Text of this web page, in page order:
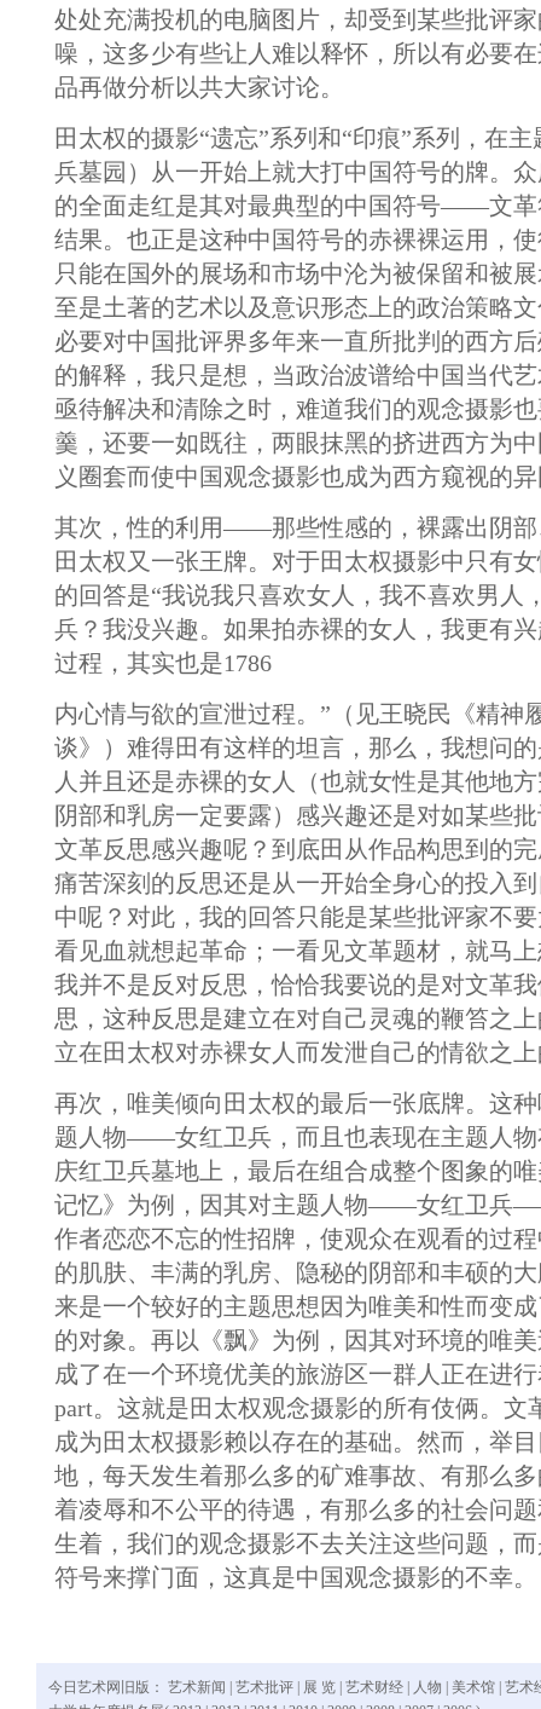
处处充满投机的电脑图片，却受到某些批评
噪，这多少有些让人难以释怀，所以有必要
品再做分析以共大家讨论。
田太权的摄影“遗忘”系列和“印痕”系列，在
兵墓园）从一开始上就大打中国符号的牌。
的全面走红是其对最典型的中国符号——文
结果。也正是这种中国符号的赤裸裸运用，
只能在国外的展场和市场中沦为被保留和被
至是土著的艺术以及意识形态上的政治策略
必要对中国批评界多年来一直所批判的西方
的解释，我只是想，当政治波谱给中国当代
亟待解决和清除之时，难道我们的观念摄影
羹，还要一如既往，两眼抹黑的挤进西方为
义圈套而使中国观念摄影也成为西方窥视的
其次，性的利用——那些性感的，裸露出阴部
田太权又一张王牌。对于田太权摄影中只有
的回答是“我说我只喜欢女人，我不喜欢男人
兵？我没兴趣。如果拍赤裸的女人，我更有
过程，其实也是1786
内心情与欲的宣泄过程。”（见王晓民《精
谈》）难得田有这样的坦言，那么，我想问
人并且还是赤裸的女人（也就女性是其他地
阴部和乳房一定要露）感兴趣还是对如某些
文革反思感兴趣呢？到底田从作品构思到的
痛苦深刻的反思还是从一开始全身心的投入
中呢？对此，我的回答只能是某些批评家不
看见血就想起革命；一看见文革题材，就马
我并不是反对反思，恰恰我要说的是对文革
思，这种反思是建立在对自己灵魂的鞭笞之
立在田太权对赤裸女人而发泄自己的情欲之
再次，唯美倾向田太权的最后一张底牌。这
题人物——女红卫兵，而且也表现在主题人
庆红卫兵墓地上，最后在组合成整个图象的
记忆》为例，因其对主题人物——女红卫兵
作者恋恋不忘的性招牌，使观众在观看的过
的肌肤、丰满的乳房、隐秘的阴部和丰硕的
来是一个较好的主题思想因为唯美和性而变
的对象。再以《飘》为例，因其对环境的唯
成了在一个环境优美的旅游区一群人正在进
part。这就是田太权观念摄影的所有伎俩。文
成为田太权摄影赖以存在的基础。然而，举
地，每天发生着那么多的矿难事故、有那么
着凌辱和不公平的待遇，有那么多的社会问
生着，我们的观念摄影不去关注这些问题，
符号来撑门面，这真是中国观念摄影的不幸。
今日艺术网旧版： 艺术新闻 艺术批评 展 览 艺术财经 人物 美术馆 艺术